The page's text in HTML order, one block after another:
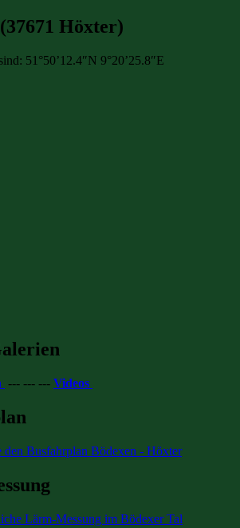
Höxter)
51°50’12.4″N 9°20’25.8″E
--- --- --- Videos
den Busfahrplan Bödexen - Höxter
Lärm-Messung im Bödexer Tal